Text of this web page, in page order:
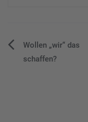
Wollen „wir“ das
schaffen?